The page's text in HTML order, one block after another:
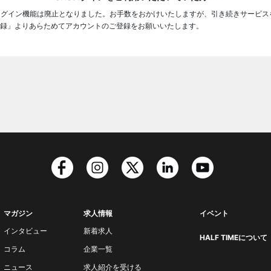
イン機能は廃止となりました。お手数をおかけいたしますが、引き続きサービス
」よりあらためてアカウントのご登録をお願いいたします。
マガジン
インタビュー
コラム
ニュース
求人情報
新着求人
企業一覧
求人紹介を受ける
イベント
HALF TIMEについて